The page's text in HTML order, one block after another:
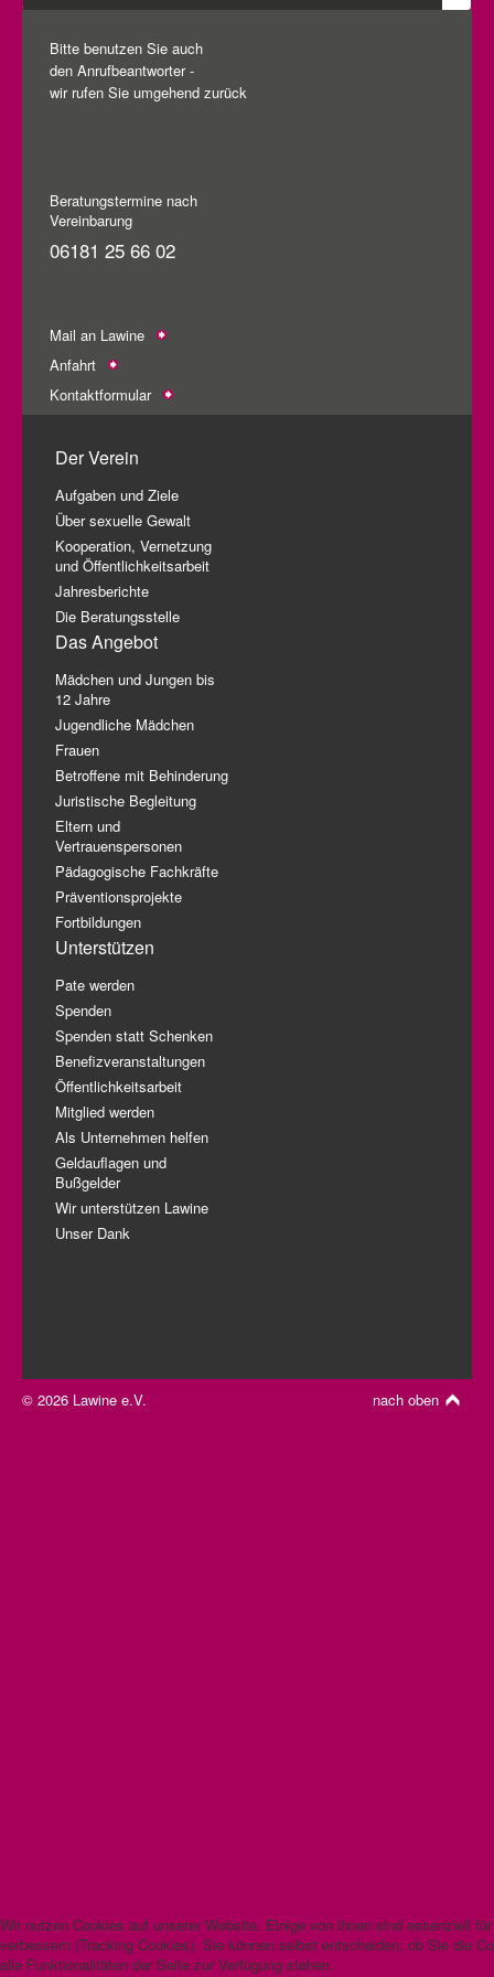
Bitte benutzen Sie auch
den Anrufbeantworter -
wir rufen Sie umgehend zurück
Beratungstermine nach
Vereinbarung
06181 25 66 02
Mail an Lawine
Anfahrt
Kontaktformular
Der Verein
Aufgaben und Ziele
Über sexuelle Gewalt
Kooperation, Vernetzung
und Öffentlichkeitsarbeit
Jahresberichte
Die Beratungsstelle
Das Angebot
Mädchen und Jungen bis
12 Jahre
Jugendliche Mädchen
Frauen
Betroffene mit Behinderung
Juristische Begleitung
Eltern und
Vertrauenspersonen
Pädagogische Fachkräfte
Präventionsprojekte
Fortbildungen
Unterstützen
Pate werden
Spenden
Spenden statt Schenken
Benefizveranstaltungen
Öffentlichkeitsarbeit
Mitglied werden
Als Unternehmen helfen
Geldauflagen und
Bußgelder
Wir unterstützen Lawine
Unser Dank
nach oben
© 2026 Lawine e.V.
Wir nutzen Cookies auf unserer Website. Einige von ihnen sind essenziell
verbessern (Tracking Cookies). Sie können selbst entscheiden, ob Sie die
alle Funktionalitäten der Seite zur Verfügung stehen.